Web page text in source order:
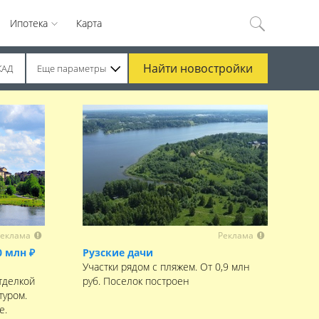
Ипотека Карта
Еще параметры Найти новостройки
млн ₽
Реклама
Рузские дачи
Участки рядом с пляжем. От 0,9 млн
руб. Поселок построен